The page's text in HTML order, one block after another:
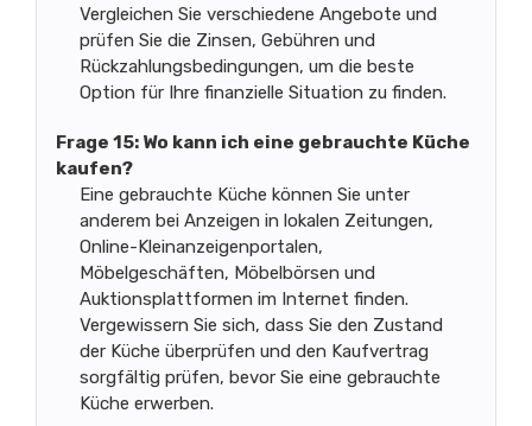
Vergleichen Sie verschiedene Angebote und
prüfen Sie die Zinsen, Gebühren und
Rückzahlungsbedingungen, um die beste
Option für Ihre finanzielle Situation zu finden.
Frage 15: Wo kann ich eine gebrauchte Küche
kaufen?
Eine gebrauchte Küche können Sie unter
anderem bei Anzeigen in lokalen Zeitungen,
Online-Kleinanzeigenportalen,
Möbelgeschäften, Möbelbörsen und
Auktionsplattformen im Internet finden.
Vergewissern Sie sich, dass Sie den Zustand
der Küche überprüfen und den Kaufvertrag
sorgfältig prüfen, bevor Sie eine gebrauchte
Küche erwerben.